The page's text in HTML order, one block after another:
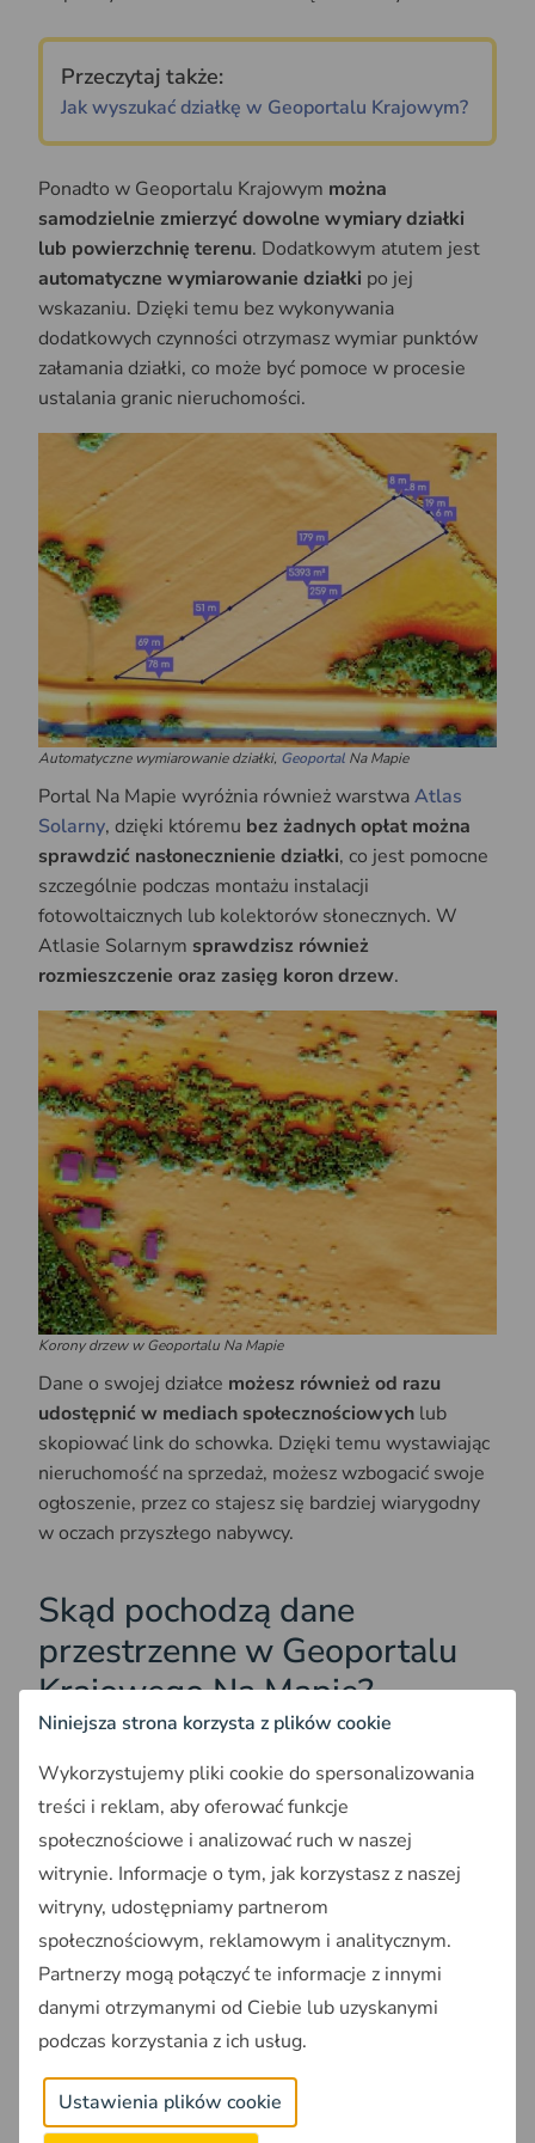
Przeczytaj także:
Jak wyszukać działkę w Geoportalu Krajowym?
Ponadto w Geoportalu Krajowym można
samodzielnie zmierzyć dowolne wymiary działki
lub powierzchnię terenu. Dodatkowym atutem jest
automatyczne wymiarowanie działki po jej
wskazaniu. Dzięki temu bez wykonywania
dodatkowych czynności otrzymasz wymiar punktów
załamania działki, co może być pomoce w procesie
ustalania granic nieruchomości.
Automatyczne wymiarowanie działki, Geoportal Na Mapie
Portal Na Mapie wyróżnia również warstwaAtlas
Solarny, dzięki któremu bez żadnych opłat można
sprawdzić nasłonecznienie działki, co jest pomocne
szczególnie podczas montażu instalacji
fotowoltaicznych lub kolektorów słonecznych. W
Atlasie Solarnym sprawdzisz również
rozmieszczenie oraz zasięg koron drzew.
Korony drzew w Geoportalu Na Mapie
Dane o swojej działce możesz również od razu
udostępnić w mediach społecznościowych lub
skopiować link do schowka. Dzięki temu wystawiając
nieruchomość na sprzedaż, możesz wzbogacić swoje
ogłoszenie, przez co stajesz się bardziej wiarygodny
w oczach przyszłego nabywcy.
Skąd pochodzą dane
przestrzenne w Geoportalu
Krajowego Na Mapie?
następnie opracowano i przedstawiono na mapach.
Źródła o których mowa to przede wszystkim:
Państwowy rejestr granic;
Powiatowy Zasób Geodezyjny i Kartograficzny;
Generalna Dyrekcja Ochrony Środowiska;
Rejestr miejscowych planów zagospodarowania
przestrzennego (MPZP);
Rejestr wydanych pozwoleń na budowę;
Ewidencja Miejscowości Ulic i Adresów;
geoportalu rządowego.
Niniejsza strona korzysta z plików cookie
Wykorzystujemy pliki cookie do spersonalizowania
treści i reklam, aby oferować funkcje
społecznościowe i analizować ruch w naszej
witrynie. Informacje o tym, jak korzystasz z naszej
witryny, udostępniamy partnerom
społecznościowym, reklamowym i analitycznym.
Partnerzy mogą połączyć te informacje z innymi
danymi otrzymanymi od Ciebie lub uzyskanymi
podczas korzystania z ich usług.
Ustawienia plików cookie